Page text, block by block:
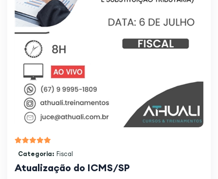
Categoria: Fiscal
Atualização do ICMS/SP